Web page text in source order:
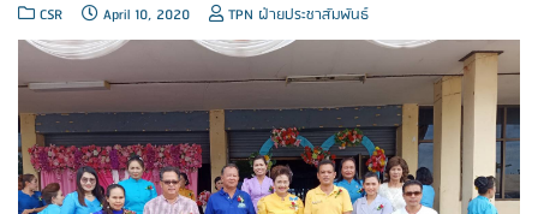
CSR April 10, 2020 TPN ฝ่ายประชาสัมพันธ์